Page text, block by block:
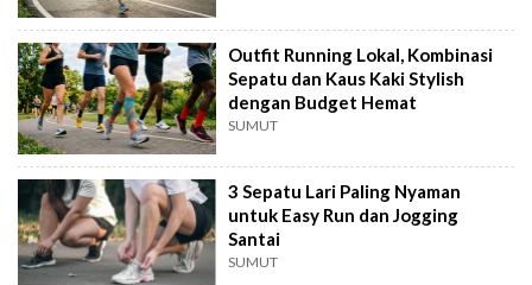
Outfit Running Lokal, Kombinasi
Sepatu dan Kaus Kaki Stylish
dengan Budget Hemat
SUMUT
3 Sepatu Lari Paling Nyaman
untuk Easy Run dan Jogging
Santai
SUMUT